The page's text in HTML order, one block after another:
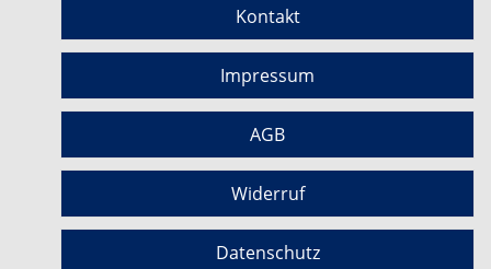
Kontakt
Impressum
AGB
Widerruf
Datenschutz